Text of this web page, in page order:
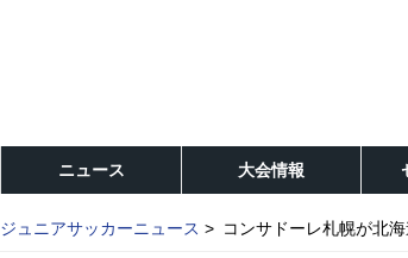
ニュース 大会情報
ジュニアサッカーニュース コンサドーレ札幌が北